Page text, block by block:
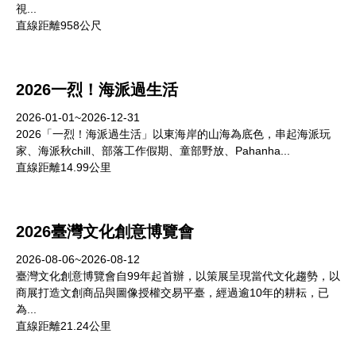
視...
直線距離958公尺
2026一烈！海派過生活
2026-01-01~2026-12-31
2026「一烈！海派過生活」以東海岸的山海為底色，串起海派玩
家、海派秋chill、部落工作假期、童部野放、Pahanha...
直線距離14.99公里
2026臺灣文化創意博覽會
2026-08-06~2026-08-12
臺灣文化創意博覽會自99年起首辦，以策展呈現當代文化趨勢，以
商展打造文創商品與圖像授權交易平臺，經過逾10年的耕耘，已
為...
直線距離21.24公里